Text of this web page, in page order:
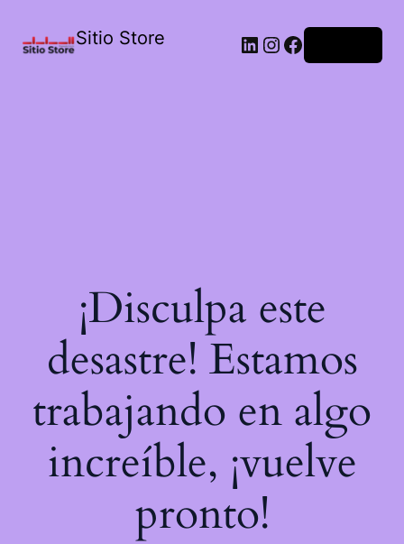
Sitio Store
¡Disculpa este
desastre! Estamos
trabajando en algo
increíble, ¡vuelve
pronto!